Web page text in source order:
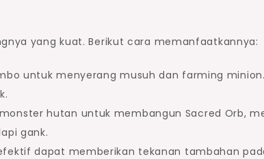
yang kuat. Berikut cara memanfaatkannya:
untuk menyerang musuh dan farming
hutan untuk membangun Sacred Orb,
gank.
dapat memberikan tekanan tambahan